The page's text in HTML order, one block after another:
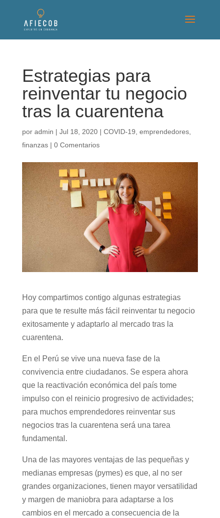
Estrategias para
reinventar tu negocio
tras la cuarentena
por admin | Jul 18, 2020| COVID-19 emprendedores,
finanzas| 0 Comentarios
Hoy compartimos contigo algunas estrategias
para que te resulte más fácil reinventar tu negocio
exitosamente y adaptarlo al mercado tras la
cuarentena.
En el Perú se vive una nueva fase de la
convivencia entre ciudadanos. Se espera ahora
que la reactivación económica del país tome
impulso con el reinicio progresivo de actividades;
para muchos emprendedores reinventar sus
negocios tras la cuarentena será una tarea
fundamental.
Una de las mayores ventajas de las pequeñas y
medianas empresas (pymes) es que, al no ser
grandes organizaciones, tienen mayor versatilidad
y margen de maniobra para adaptarse a los
cambios en el mercado a consecuencia de la